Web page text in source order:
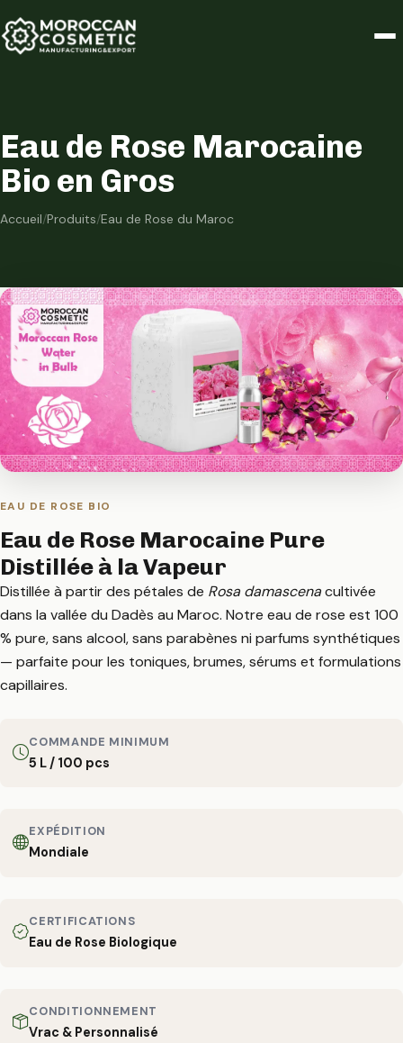
Eau de Rose Marocaine
Bio en Gros
Accueil/Produits/Eau de Rose du Maroc
EAU DE ROSE BIO
Eau de Rose Marocaine Pure
Distillée à la Vapeur
Distillée à partir des pétales de Rosa damascenacultivée
dans la vallée du Dadès au Maroc. Notre eau de rose est 100
% pure, sans alcool, sans parabènes ni parfums synthétiques
— parfaite pour les toniques, brumes, sérums et formulations
capillaires.
COMMANDE MINIMUM
5 L / 100 pcs
EXPÉDITION
Mondiale
CERTIFICATIONS
Eau de Rose Biologique
CONDITIONNEMENT
Vrac & Personnalisé